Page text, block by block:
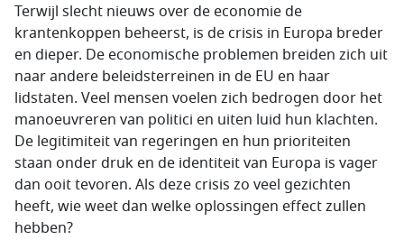
Terwijl slecht nieuws over de economie de
krantenkoppen beheerst, is de crisis in Europa breder
en dieper. De economische problemen breiden zich uit
naar andere beleidsterreinen in de EU en haar
lidstaten. Veel mensen voelen zich bedrogen door het
manoeuvreren van politici en uiten luid hun klachten.
De legitimiteit van regeringen en hun prioriteiten
staan onder druk en de identiteit van Europa is vager
dan ooit tevoren. Als deze crisis zo veel gezichten
heeft, wie weet dan welke oplossingen effect zullen
hebben?